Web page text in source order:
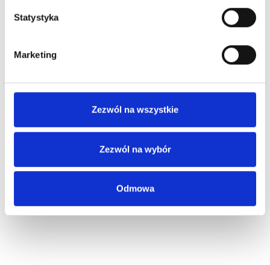
Statystyka
Marketing
Zezwól na wszystkie
Zezwól na wybór
Odmowa